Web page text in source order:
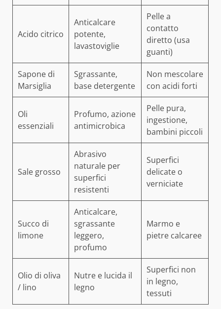
Acido citrico
Anticalcare
potente,
lavastoviglie
Pelle a
contatto
diretto (usa
guanti)
Sapone di
Marsiglia
Sgrassante,
base detergente
Non mescolare
con acidi forti
Oli
essenziali
Profumo, azione
antimicrobica
Pelle pura,
ingestione,
bambini piccoli
Sale grosso
Abrasivo
naturale per
superfici
resistenti
Superfici
delicate o
verniciate
Succo di
limone
Anticalcare,
sgrassante
leggero,
profumo
Marmo e
pietre calcaree
Olio di oliva
/ lino
Nutre e lucida il
legno
Superfici non
in legno,
tessuti